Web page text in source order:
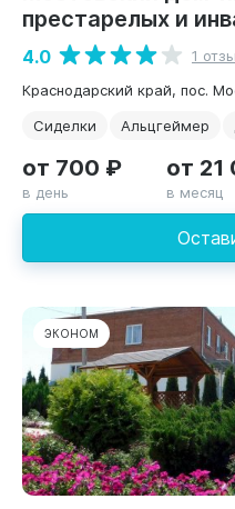
престарелых и
4.0
1
Краснодарский край, пос.
Сиделки
Альцгеймер
от 700 ₽
в день
от
в месяц
ЭКОНОМ